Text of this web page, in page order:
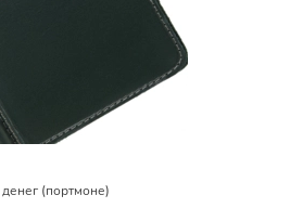
(портмоне)